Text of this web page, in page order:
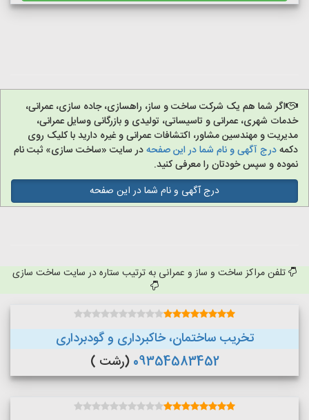
اگر شما هم یک شرکت ساخت و ساز، راهسازی، جاده سازی، عمرانی،
خدمات شهری، عمرانی و تاسیساتی، تولیدی و بازرگانی وسایل عمرانی،
مدیریت و مهندسین مشاور، اکتشافات عمرانی و غیره دارید با کلیک روی
دکمهدرج آگهی و نام شما در این صفحهدر سایت «ساخت سازی» ثبت نام
نموده و سپس خودتان را معرفی کنید.
درج آگهی و نام شما در این صفحه
تلفن مراکز ساخت و ساز و عمرانی به ترتیب ستاره در سایت ساخت سازی
تخریب ساختمان، خاکبرداری و گودبرداری
09354583452 (رشت )